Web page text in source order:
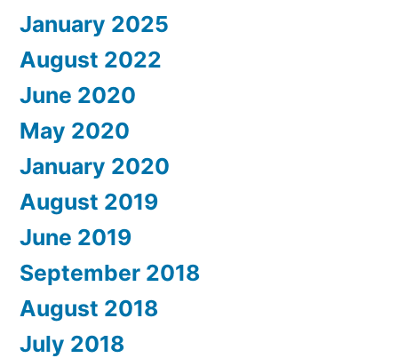
January 2025
August 2022
June 2020
May 2020
January 2020
August 2019
June 2019
September 2018
August 2018
July 2018